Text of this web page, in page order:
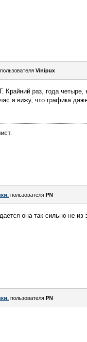
пользователя Vinipux
раз, года четыре,
я вижу, что графика
пользователя PN
она так сильно не
пользователя PN